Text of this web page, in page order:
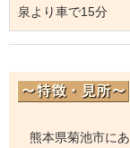
泉より車で15分
熊本県菊池市に